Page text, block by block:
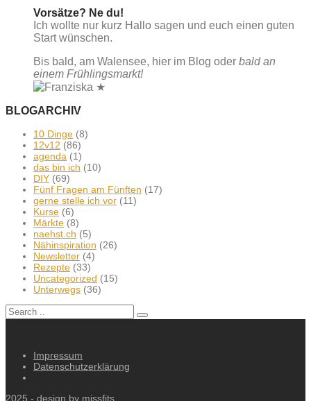
Vorsätze? Ne du!
Ich wollte nur kurz Hallo sagen und euch einen guten
Start wünschen.
Bis bald, am Walensee, hier im Blog oder bald an
einem Frühlingsmarkt!
BLOGARCHIV
10 Dinge (8)
12v12 (86)
agenda (1)
das bin ich (10)
DIY (69)
Fünf Fragen am Fünften (17)
gerne stelle ich vor (11)
Kurse (6)
Märkte (8)
naehst.ch (5)
Nähinspiration (26)
Newsletter (4)
Rezepte (33)
Uncategorized (15)
Unterwegs (36)
Impressum
Datenschutzerklärung
2025 - design by missfits